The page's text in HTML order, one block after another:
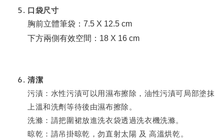
口袋尺寸
胸前立體筆袋：7.5 X 12.5 cm
下方兩側有效空間：18 X 16 cm⁣⁣⁣⁣⁣
清潔
污漬：水性污漬可以用濕布擦除，油性污漬可局部塗抹
上溫和洗劑等待後由濕布擦除。
洗滌：請把圍裙放進洗衣袋透過洗衣機洗滌。
晾乾：請吊掛晾乾，勿直射太陽 及 高溫烘乾。